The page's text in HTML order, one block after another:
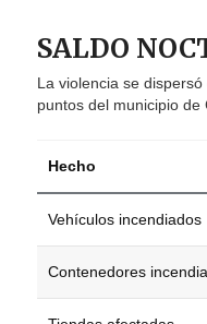
SALDO
La violencia se
puntos del municipio de
Hecho
Vehículos incendiados
Contenedores